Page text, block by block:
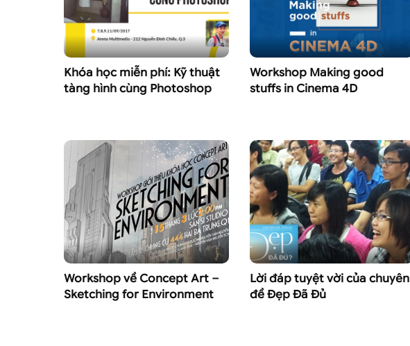
Khóa học miễn phí: Kỹ thuật
tàng hình cùng Photoshop
Workshop Making good
stuffs in Cinema 4D
Workshop về Concept Art –
Sketching for Environment
Lời đáp tuyệt vời của chuyên
đề Đẹp Đã Đủ